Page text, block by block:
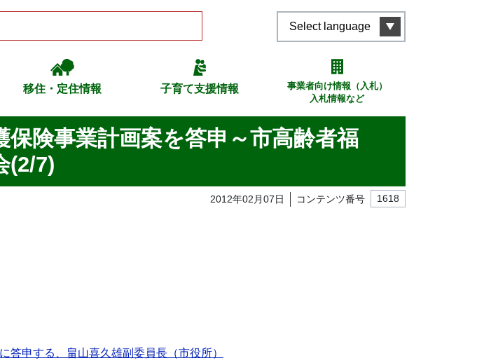
Select language
移住・定住情報 子育て支援情報
事業者向け情報（入札）
入札情報など
険事業計画案を答申～市高齢者福
(2/7)
2012年02月07日 コンテンツ番号 1618
答申する、畠山喜久雄副委員長（市役所）